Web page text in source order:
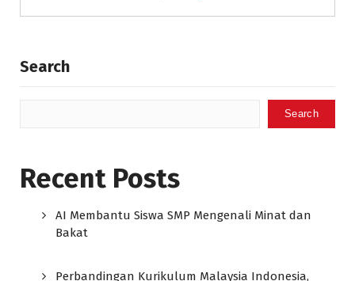
Search
Search
Recent Posts
AI Membantu Siswa SMP Mengenali Minat dan
Bakat
Perbandingan Kurikulum Malaysia Indonesia,